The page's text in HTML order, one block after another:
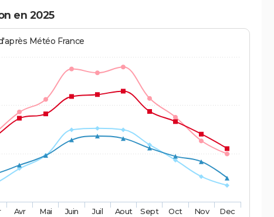
en 2025
Météo France
Avr Mai Juin Juil Aout Sept Oct Nov Dec